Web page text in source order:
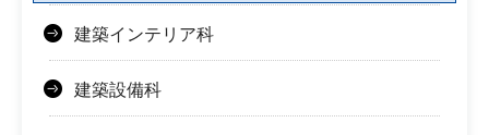
建築インテリア科
建築設備科